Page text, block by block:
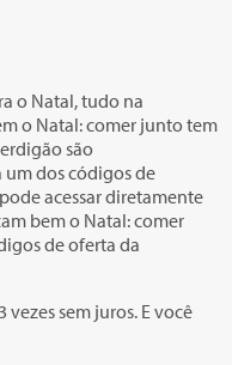
o Natal, tudo na
o Natal: comer junto tem
são
um dos códigos de
acessar diretamente
bem o Natal: comer
de oferta da
sem juros. E você